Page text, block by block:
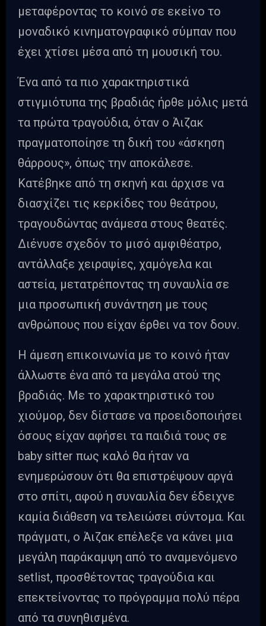
μεταφέροντας το κοινό σε εκείνο το
μοναδικό κινηματογραφικό σύμπαν που
έχει χτίσει μέσα από τη μουσική του.
Ένα από τα πιο χαρακτηριστικά
στιγμιότυπα της βραδιάς ήρθε μόλις μετά
τα πρώτα τραγούδια, όταν ο Άιζακ
πραγματοποίησε τη δική του «άσκηση
θάρρους», όπως την αποκάλεσε.
Κατέβηκε από τη σκηνή και άρχισε να
διασχίζει τις κερκίδες του θεάτρου,
τραγουδώντας ανάμεσα στους θεατές.
Διένυσε σχεδόν το μισό αμφιθέατρο,
αντάλλαξε χειραψίες, χαμόγελα και
αστεία, μετατρέποντας τη συναυλία σε
μια προσωπική συνάντηση με τους
ανθρώπους που είχαν έρθει να τον δουν.
Η άμεση επικοινωνία με το κοινό ήταν
άλλωστε ένα από τα μεγάλα ατού της
βραδιάς. Με το χαρακτηριστικό του
χιούμορ, δεν δίστασε να προειδοποιήσει
όσους είχαν αφήσει τα παιδιά τους σε
baby sitter πως καλό θα ήταν να
ενημερώσουν ότι θα επιστρέψουν αργά
στο σπίτι, αφού η συναυλία δεν έδειχνε
καμία διάθεση να τελειώσει σύντομα. Και
πράγματι, ο Άιζακ επέλεξε να κάνει μια
μεγάλη παράκαμψη από το αναμενόμενο
setlist, προσθέτοντας τραγούδια και
επεκτείνοντας το πρόγραμμα πολύ πέρα
από τα συνηθισμένα.